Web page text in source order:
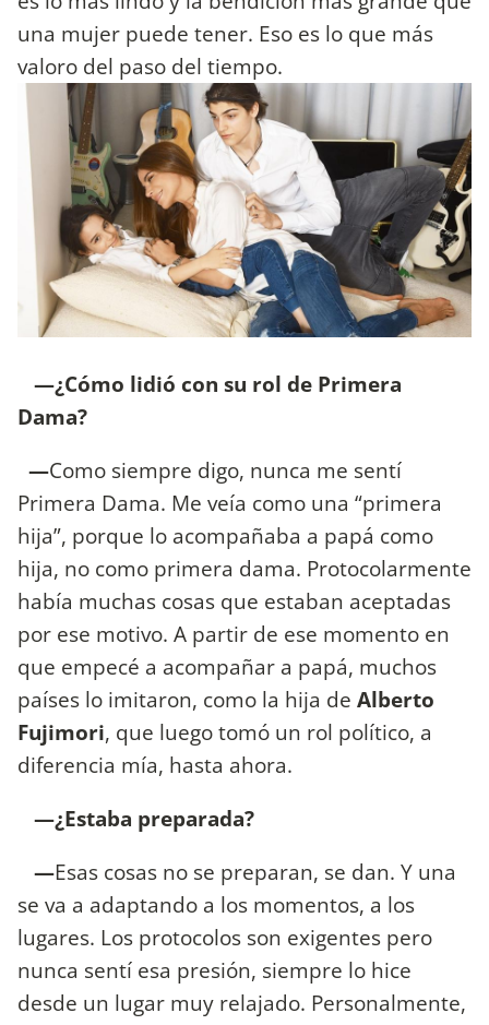
una mujer puede tener. Eso es lo que más
valoro del paso del tiempo.
—¿Cómo lidió con su rol de Primera
Dama?
—Como siempre digo, nunca me sentí
Primera Dama. Me veía como una “primera
hija”, porque lo acompañaba a papá como
hija, no como primera dama. Protocolarmente
había muchas cosas que estaban aceptadas
por ese motivo. A partir de ese momento en
que empecé a acompañar a papá, muchos
países lo imitaron, como la hija de Alberto
Fujimori, que luego tomó un rol político, a
diferencia mía, hasta ahora.
—¿Estaba preparada?
—Esas cosas no se preparan, se dan. Y una
se va a adaptando a los momentos, a los
lugares. Los protocolos son exigentes pero
nunca sentí esa presión, siempre lo hice
desde un lugar muy relajado. Personalmente,